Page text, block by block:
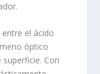
el ácido
óptico
Con